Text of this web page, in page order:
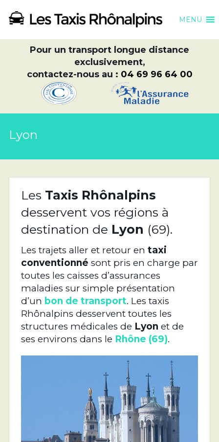
MENU
Pour un transport longue distance
exclusivement,
contactez-nous au : 04 69 96 64 00
Lyon
Les Taxis Rhônalpins
desservent vos régions à
destination de Lyon (69).
Les trajets aller et retour en taxi
conventionné sont pris en charge par
toutes les caisses d’assurances
maladies sur simple présentation
d’un bon de transport. Les taxis
Rhônalpins desservent toutes les
structures médicales de Lyon et de
ses environs dans le Rhône (69).